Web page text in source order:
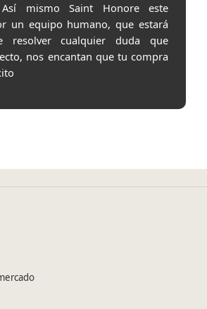
mismo Saint Honore este
un equipo humano, que estará
resolver cualquier duda que
nos encantan que tu compra